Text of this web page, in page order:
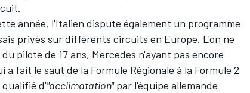
année, l'Italien dispute également un programme
privés sur différents circuits en Europe. L'on ne
pilote de 17 ans, Mercedes n'ayant pas encore
fait le saut de la Formule Régionale à la Formule 2
qualifié d'"acclimatation"par l'équipe allemande